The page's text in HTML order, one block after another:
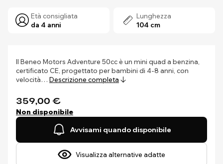
Età consigliata
da 4 anni
Lunghezza
104 cm
Il Beneo Motors Adventure 50cc è un mini quad a benzina,
certificato CE, progettato per bambini di 4-8 anni, con
velocità… Descrizione completa
359,00 €
Non disponibile
Avvisami quando disponibile
Visualizza alternative adatte